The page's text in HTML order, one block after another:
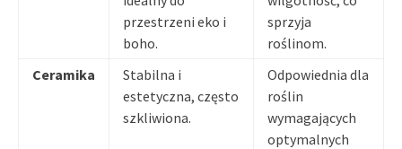
przestrzeni eko i
boho.
sprzyja
roślinom.
Ceramika
Stabilna i
estetyczna, często
szkliwiona.
Odpowiednia dla
roślin
wymagających
optymalnych